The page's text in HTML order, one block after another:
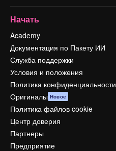
Начать
Academy
Документация по Пакету ИИ
Служба поддержки
Условия и положения
Политика конфиденциальности
Оригиналы Новое
Политика файлов cookie
Центр доверия
Партнеры
Предприятие